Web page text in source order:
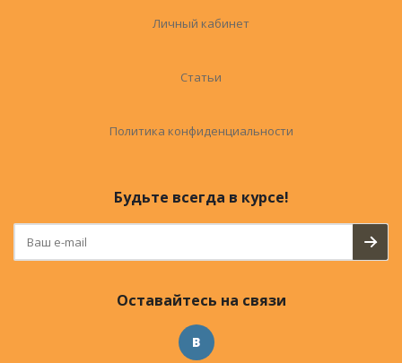
Личный кабинет
Статьи
Политика конфиденциальности
Будьте всегда в курсе!
Оставайтесь на связи